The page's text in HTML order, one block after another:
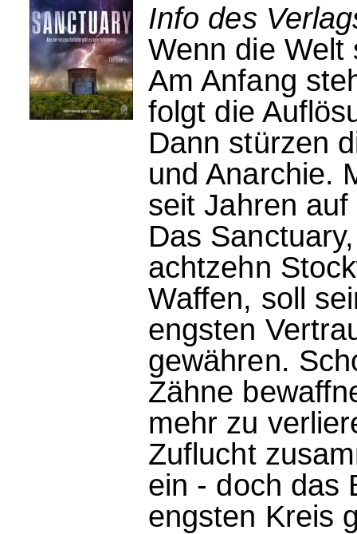
Info des
Wenn die
Am Anfang
folgt die
Dann stürzen
und Anarchie.
seit Jahren
Das
achtzehn
Waffen, soll
engsten
gewähren.
Zähne
mehr zu
Zuflucht
ein - doch das
engsten Kreis